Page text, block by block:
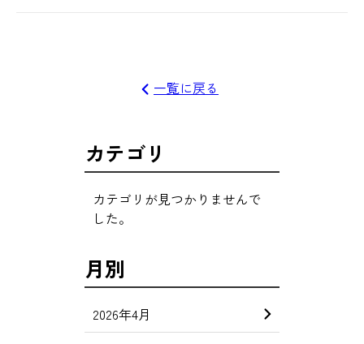
一覧に戻る
カテゴリ
カテゴリが見つかりませんで
した。
月別
2026年4月